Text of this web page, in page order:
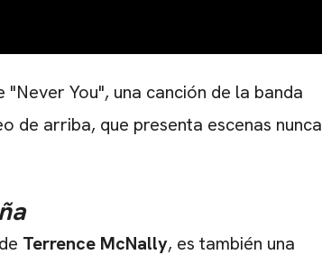
You", una canción de la banda
de arriba, que presenta escenas nunca
Terrence McNally, es también una